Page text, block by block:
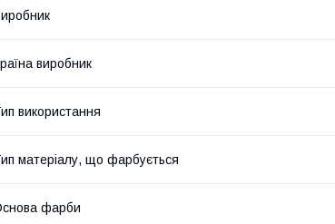
виробник
використання
матеріалу, що фарбується
фарби